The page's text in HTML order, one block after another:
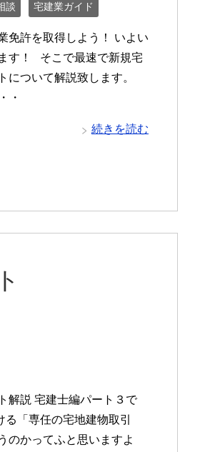
談 宅建業ガイド
免許を取得しよう！ いよい
す！ そこで最速で新規宅
について解説致します。
・
続きを読む
イント
解説 宅建士編パート３で
「専任の宅地建物取引
のかってふと思いますよ